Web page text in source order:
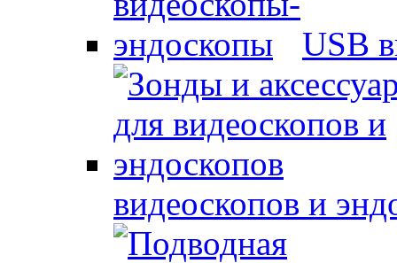
USB
видеоскопов и